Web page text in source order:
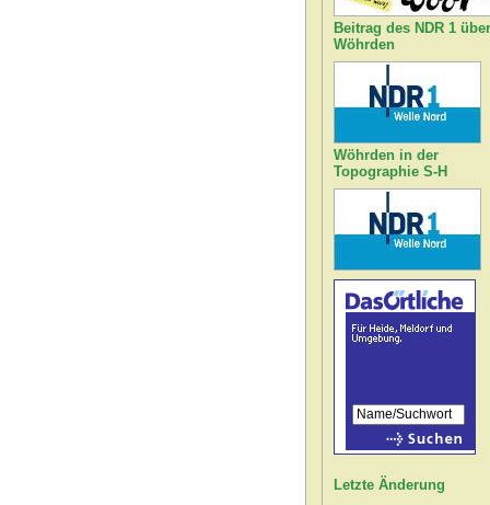
Beitrag des NDR 1 über
Wöhrden
Wöhrden in der
Topographie S-H
Letzte Änderung